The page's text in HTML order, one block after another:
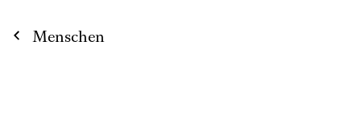
Menschen